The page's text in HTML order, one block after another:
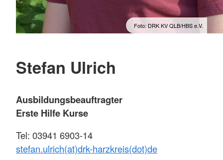
Foto: DRK KV QLB/HBS e.V.
Stefan Ulrich
Ausbildungsbeauftragter
Erste Hilfe Kurse
Tel: 03941 6903-14
stefan.ulrich(at)drk-harzkreis(dot)de